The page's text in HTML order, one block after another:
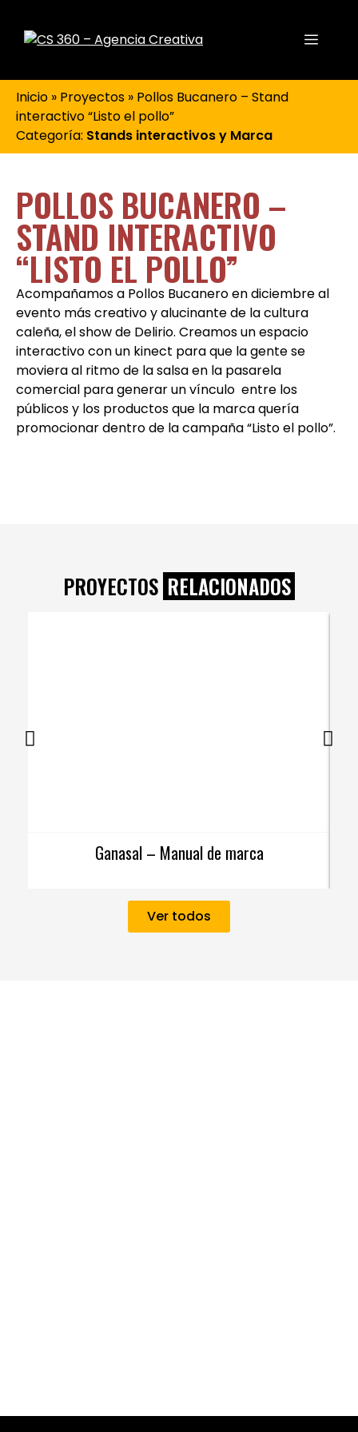
Inicio » Proyectos » Pollos Bucanero – Stand
interactivo “Listo el pollo”
Categoría: Stands interactivos y Marca
POLLOS BUCANERO –
STAND INTERACTIVO
“LISTO EL POLLO”
Acompañamos a Pollos Bucanero en diciembre al
evento más creativo y alucinante de la cultura
caleña, el show de Delirio. Creamos un espacio
interactivo con un kinect para que la gente se
moviera al ritmo de la salsa en la pasarela
comercial para generar un vínculo entre los
públicos y los productos que la marca quería
promocionar dentro de la campaña “Listo el pollo”.
PROYECTOS RELACIONADOS
Ganasal – Manual de marca
Ver todos